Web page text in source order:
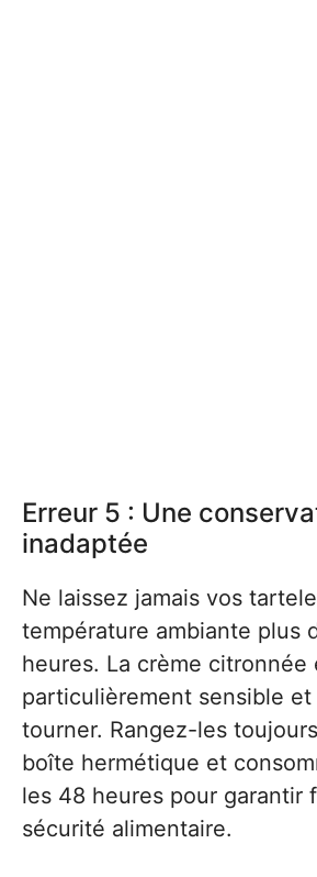
Erreur 5 : Une
inadaptée
Ne laissez jamais vos
température ambiante plus
heures. La crème citronnée
particulièrement sensible
tourner. Rangez-les
boîte hermétique et
les 48 heures pour garantir
sécurité alimentaire.